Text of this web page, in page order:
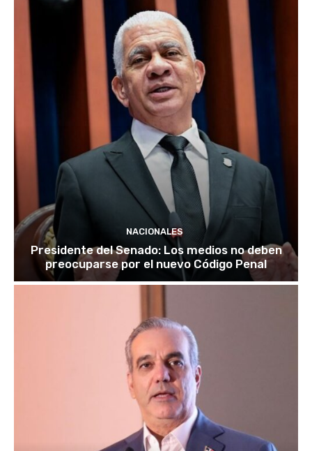
NACIONALES
Presidente del Senado: Los medios no deben
preocuparse por el nuevo Código Penal